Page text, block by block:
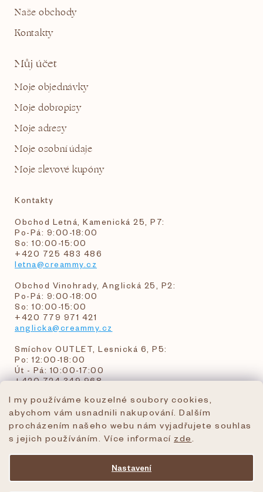
I my používáme kouzelné soubory cookies,
abychom vám usnadnili nakupování. Dalším
procházením našeho webu nám vyjadřujete souhlas
s jejich používáním. Více informací zde
Nastavení
Naše obchody
Kontakty
Můj účet
Moje objednávky
Moje dobropisy
Moje adresy
Moje osobní údaje
Moje slevové kupóny
Kontakty
Obchod Letná, Kamenická 25, P7:
Po-Pá: 9:00-18:00
So: 10:00-15:00
+420 725 483 486
letna@creammy.cz
Obchod Vinohrady, Anglická 25, P2:
Po-Pá: 9:00-18:00
So: 10:00-15:00
+420 779 971 421
anglicka@creammy.cz
Smíchov OUTLET, Lesnická 6, P5:
Po: 12:00-18:00
Út - Pá: 10:00-17:00
+420 724 349 968
objednavky@creammy.cz
tel:+420 724 349 968